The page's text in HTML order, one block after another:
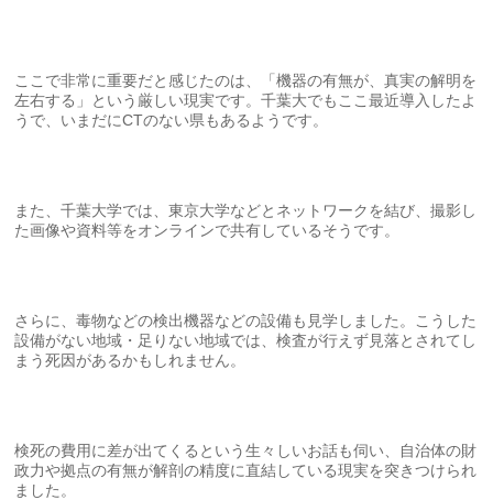
ここで非常に重要だと感じたのは、「機器の有無が、真実の解明を
左右する」という厳しい現実です。千葉大でもここ最近導入したよ
うで、いまだにCTのない県もあるようです。
また、千葉大学では、東京大学などとネットワークを結び、撮影し
た画像や資料等をオンラインで共有しているそうです。
さらに、毒物などの検出機器などの設備も見学しました。こうした
設備がない地域・足りない地域では、検査が行えず見落とされてし
まう死因があるかもしれません。
検死の費用に差が出てくるという生々しいお話も伺い、自治体の財
政力や拠点の有無が解剖の精度に直結している現実を突きつけられ
ました。